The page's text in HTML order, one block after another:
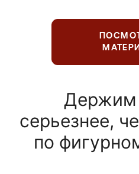
Держим
серьезнее,
по